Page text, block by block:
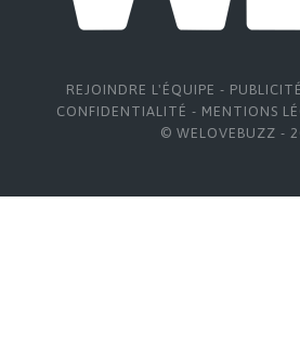
REJOINDRE L'ÉQUIPE - PUBLICITÉ
CONFIDENTIALITÉ - MENTIONS
© WELOVEBUZZ -